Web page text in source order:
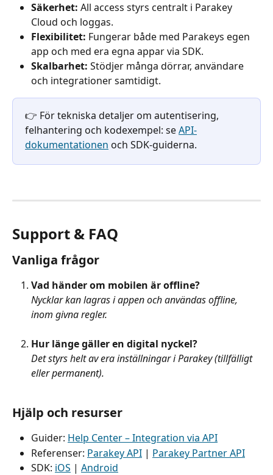
Säkerhet: All access styrs centralt i Parakey
Cloud och loggas.
Flexibilitet: Fungerar både med Parakeys egen
app och med era egna appar via SDK.
Skalbarhet: Stödjer många dörrar, användare
och integrationer samtidigt.
👉 För tekniska detaljer om autentisering,
felhantering och kodexempel: se API-
dokumentationen och SDK-guiderna.
Support & FAQ
Vanliga frågor
Vad händer om mobilen är offline?
Nycklar kan lagras i appen och användas offline,
inom givna regler.
Hur länge gäller en digital nyckel?
Det styrs helt av era inställningar i Parakey (tillfälligt
eller permanent).
Hjälp och resurser
Guider: Help Center – Integration via API
Referenser: Parakey API | Parakey Partner API
SDK: iOS | Android